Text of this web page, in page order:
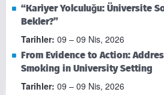
“Kariyer Yolculuğu: Üniversite
Bekler?”
Tarihler: 09 – 09 Nis, 2026
From Evidence to Action:
Smoking in University Setting
Tarihler: 09 – 09 Nis, 2026